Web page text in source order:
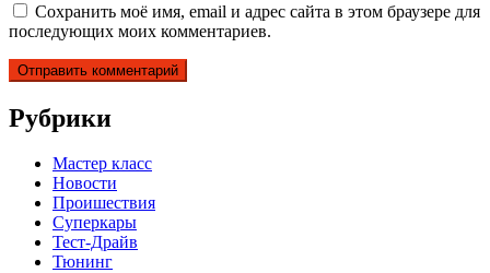
Сохранить моё имя, email и адрес сайта в этом браузере для
последующих моих комментариев.
Рубрики
Мастер класс
Новости
Проишествия
Суперкары
Тест-Драйв
Тюнинг